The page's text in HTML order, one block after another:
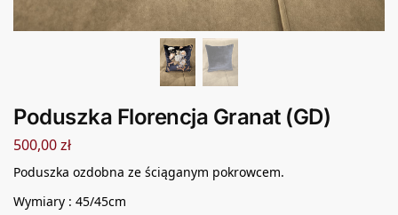
Poduszka Florencja Granat (GD)
500,00zł
Poduszka ozdobna ze ściąganym pokrowcem.
Wymiary : 45/45cm